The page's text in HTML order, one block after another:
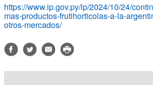
https://www.ip.gov.py/ip/2024/10/24/
mas-productos-frutihorticolas-a-la-
otros-mercados/